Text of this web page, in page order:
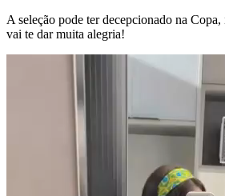
A seleção pode ter decepcionado na
vai te dar muita alegria!